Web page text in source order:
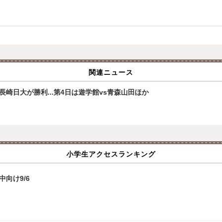
関連ニュース
崎日大が勝利...第4日は遊学館vs青森山田ほか
小学生アクセスランキング
向け9/6